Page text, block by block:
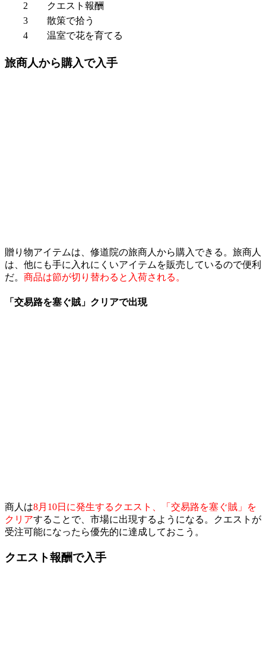
2
クエスト報酬
3
散策で拾う
4
温室で花を育てる
旅商人から購入で入手
贈り物アイテムは、修道院の旅商人から購入できる。旅商人
は、他にも手に入れにくいアイテムを販売しているので便利
だ。 商品は節が切り替わると入荷される。
「交易路を塞ぐ賊」クリアで出現
商人は8月10日に発生するクエスト、「交易路を塞ぐ賊」を
クリアすることで、市場に出現するようになる。クエストが
受注可能になったら優先的に達成しておこう。
クエスト報酬で入手